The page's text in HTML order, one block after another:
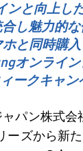
ンと向上し
し魅力的
ホと同時購
オンライ
ークキャン
パン株式会
ーズから新